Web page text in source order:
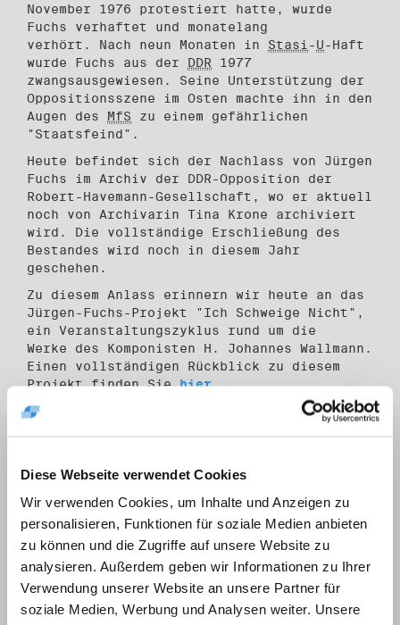
Diese Webseite verwendet Cookies
Wir verwenden Cookies, um Inhalte und Anzeigen zu
personalisieren, Funktionen für soziale Medien anbieten
zu können und die Zugriffe auf unsere Website zu
analysieren. Außerdem geben wir Informationen zu Ihrer
Verwendung unserer Website an unsere Partner für
soziale Medien, Werbung und Analysen weiter. Unsere
November 1976 protestiert hatte, wurde
Fuchs verhaftet und monatelang
verhört. Nach neun Monaten in Stasi -U-Haft
wurde Fuchs aus der DDR 1977
zwangsausgewiesen. Seine Unterstützung der
Oppositionsszene im Osten machte ihn in den
Augen des MfS zu einem gefährlichen
"Staatsfeind".
Heute befindet sich der Nachlass von Jürgen
Fuchs im Archiv der DDR-Opposition der
Robert-Havemann-Gesellschaft, wo er aktuell
noch von Archivarin Tina Krone archiviert
wird. Die vollständige Erschließung des
Bestandes wird noch in diesem Jahr
geschehen.
Zu diesem Anlass erinnern wir heute an das
Jürgen-Fuchs-Projekt "Ich Schweige Nicht",
ein Veranstaltungszyklus rund um die
Werke des Komponisten H. Johannes Wallmann.
Einen vollständigen Rückblick zu diesem
Projekt finden Siehier.